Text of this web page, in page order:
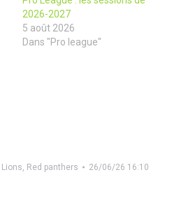
2026-2027
5 août 2026
Dans "Pro league"
Lions Red panthers 26/06/26 16:10